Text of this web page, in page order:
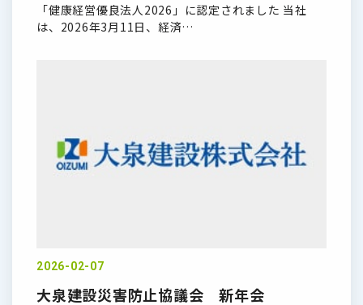
「健康経営優良法人2026」に認定されました 当社
は、2026年3月11日、経済…
2026-02-07
大泉建設災害防止協議会 新年会